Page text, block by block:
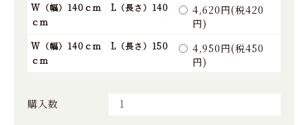
W（幅）140ｃｍ L（長さ）140
ｃｍ
4,620円(税420
円)
W（幅）140ｃｍ L（長さ）150
ｃｍ
4,950円(税450
円)
購入数